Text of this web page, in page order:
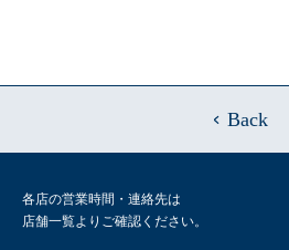
Back
各店の営業時間・連絡先は
店舗一覧よりご確認ください。